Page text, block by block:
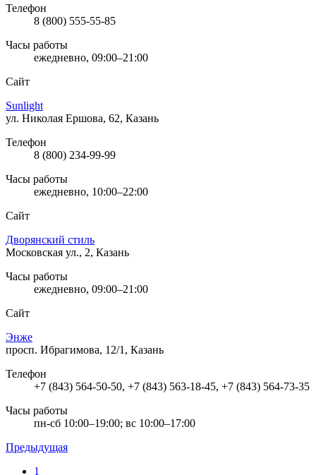
Телефон
8 (800) 555-55-85
Часы работы
ежедневно, 09:00–21:00
Сайт
Sunlight
ул. Николая Ершова, 62, Казань
Телефон
8 (800) 234-99-99
Часы работы
ежедневно, 10:00–22:00
Сайт
Дворянский стиль
Московская ул., 2, Казань
Часы работы
ежедневно, 09:00–21:00
Сайт
Энже
просп. Ибрагимова, 12/1, Казань
Телефон
+7 (843) 564-50-50, +7 (843) 563-18-45, +7 (843) 564-73-35
Часы работы
пн-сб 10:00–19:00; вс 10:00–17:00
Предыдущая
1